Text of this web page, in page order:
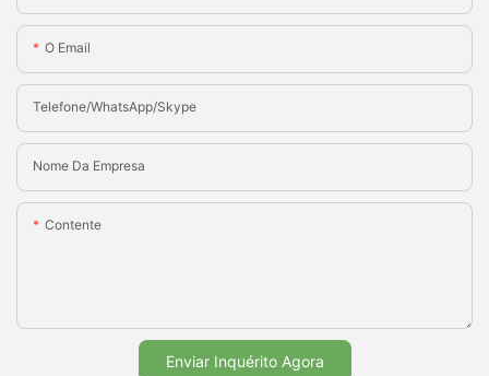
O Email
Telefone/WhatsApp/Skype
Nome Da Empresa
Contente
Enviar Inquérito Agora